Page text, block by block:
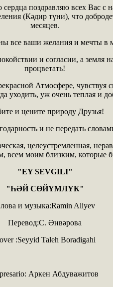
сердца поздравляю всех Вас с
(Кәдир түни), что
месяцев.
все ваши желания и мечты в
и согласии, а земля
процветать!
Атмосфере, чувствуя
уходить, уж очень теплая и
и цените природу Друзья!
и не передать
целеустремленная,
всем моим близким, которые
"EY SEVGILI"
"ҺӘЙ СӨЙҮМЛҮК"
и музыка:Ramin Aliyev
Перевод:С. Әнвәрова
:Seyyid Taleh Boradigahi
Аркен Абдуважитов